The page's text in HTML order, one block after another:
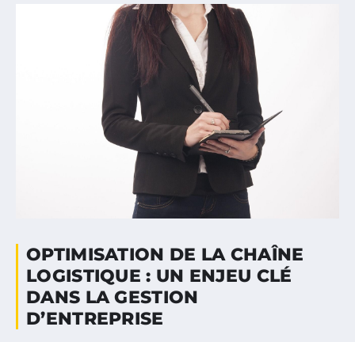
OPTIMISATION DE LA CHAÎNE
LOGISTIQUE : UN ENJEU CLÉ
DANS LA GESTION
D’ENTREPRISE